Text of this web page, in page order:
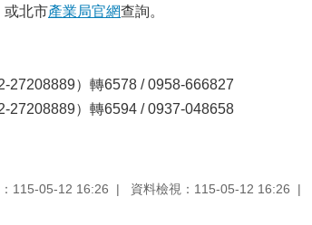
或北市產業局官網查詢。
）轉6578 / 0958-666827
）轉6594 / 0937-048658
115-05-12 16:26 資料檢視：115-05-12 16:26